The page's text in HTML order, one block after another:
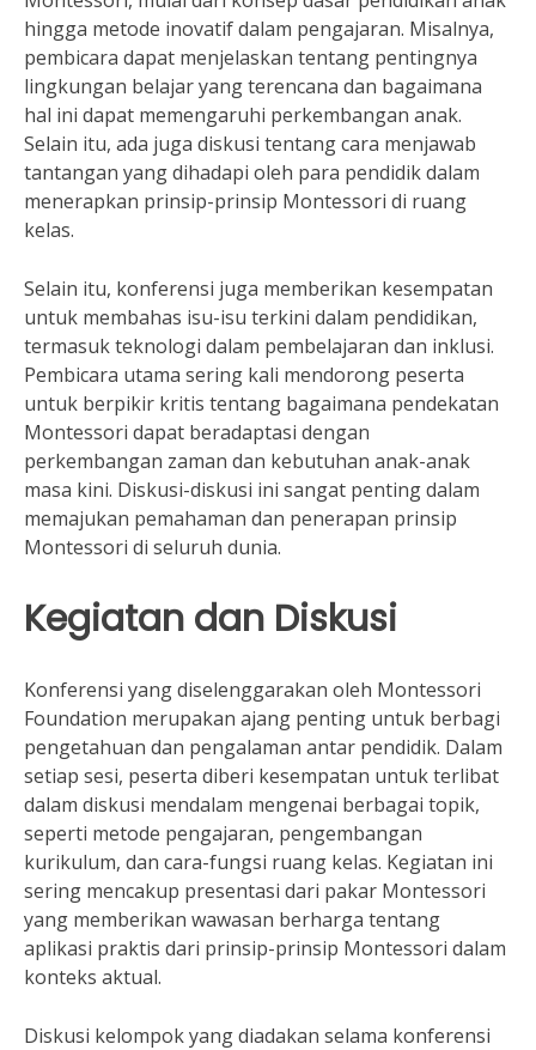
hingga metode inovatif dalam pengajaran. Misalnya,
pembicara dapat menjelaskan tentang pentingnya
lingkungan belajar yang terencana dan bagaimana
hal ini dapat memengaruhi perkembangan anak.
Selain itu, ada juga diskusi tentang cara menjawab
tantangan yang dihadapi oleh para pendidik dalam
menerapkan prinsip-prinsip Montessori di ruang
kelas.
Selain itu, konferensi juga memberikan kesempatan
untuk membahas isu-isu terkini dalam pendidikan,
termasuk teknologi dalam pembelajaran dan inklusi.
Pembicara utama sering kali mendorong peserta
untuk berpikir kritis tentang bagaimana pendekatan
Montessori dapat beradaptasi dengan
perkembangan zaman dan kebutuhan anak-anak
masa kini. Diskusi-diskusi ini sangat penting dalam
memajukan pemahaman dan penerapan prinsip
Montessori di seluruh dunia.
Kegiatan dan Diskusi
Konferensi yang diselenggarakan oleh Montessori
Foundation merupakan ajang penting untuk berbagi
pengetahuan dan pengalaman antar pendidik. Dalam
setiap sesi, peserta diberi kesempatan untuk terlibat
dalam diskusi mendalam mengenai berbagai topik,
seperti metode pengajaran, pengembangan
kurikulum, dan cara-fungsi ruang kelas. Kegiatan ini
sering mencakup presentasi dari pakar Montessori
yang memberikan wawasan berharga tentang
aplikasi praktis dari prinsip-prinsip Montessori dalam
konteks aktual.
Diskusi kelompok yang diadakan selama konferensi